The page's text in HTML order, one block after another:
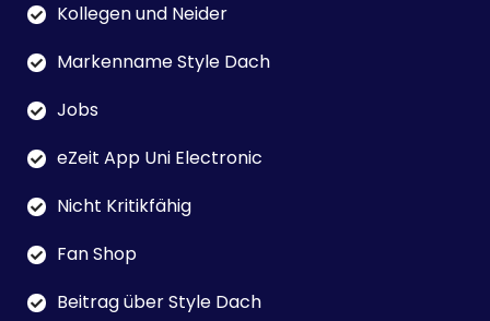
Kollegen und Neider
Markenname Style Dach
Jobs
eZeit App Uni Electronic
Nicht Kritikfähig
Fan Shop
Beitrag über Style Dach